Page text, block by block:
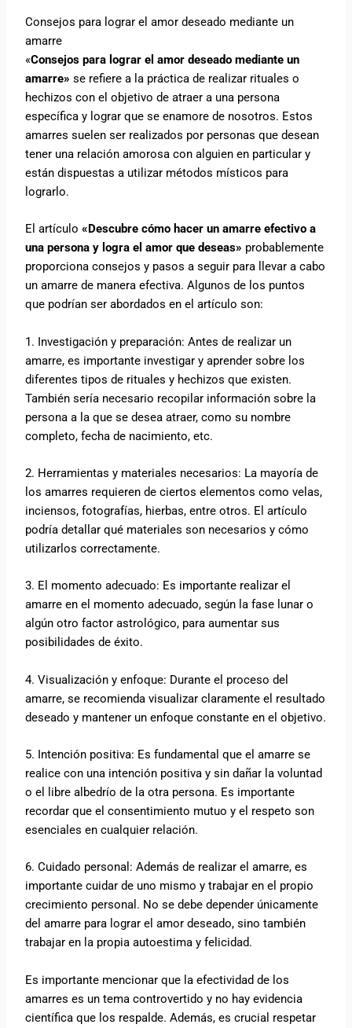
Consejos para lograr el amor deseado mediante un
amarre
«Consejos para lograr el amor deseado mediante un
amarre» se refiere a la práctica de realizar rituales o
hechizos con el objetivo de atraer a una persona
específica y lograr que se enamore de nosotros. Estos
amarres suelen ser realizados por personas que desean
tener una relación amorosa con alguien en particular y
están dispuestas a utilizar métodos místicos para
lograrlo.
El artículo«Descubre cómo hacer un amarre efectivo a
una persona y logra el amor que deseas» probablemente
proporciona consejos y pasos a seguir para llevar a cabo
un amarre de manera efectiva. Algunos de los puntos
que podrían ser abordados en el artículo son:
1. Investigación y preparación: Antes de realizar un
amarre, es importante investigar y aprender sobre los
diferentes tipos de rituales y hechizos que existen.
También sería necesario recopilar información sobre la
persona a la que se desea atraer, como su nombre
completo, fecha de nacimiento, etc.
2. Herramientas y materiales necesarios: La mayoría de
los amarres requieren de ciertos elementos como velas,
inciensos, fotografías, hierbas, entre otros. El artículo
podría detallar qué materiales son necesarios y cómo
utilizarlos correctamente.
3. El momento adecuado: Es importante realizar el
amarre en el momento adecuado, según la fase lunar o
algún otro factor astrológico, para aumentar sus
posibilidades de éxito.
4. Visualización y enfoque: Durante el proceso del
amarre, se recomienda visualizar claramente el resultado
deseado y mantener un enfoque constante en el objetivo.
5. Intención positiva: Es fundamental que el amarre se
realice con una intención positiva y sin dañar la voluntad
o el libre albedrío de la otra persona. Es importante
recordar que el consentimiento mutuo y el respeto son
esenciales en cualquier relación.
6. Cuidado personal: Además de realizar el amarre, es
importante cuidar de uno mismo y trabajar en el propio
crecimiento personal. No se debe depender únicamente
del amarre para lograr el amor deseado, sino también
trabajar en la propia autoestima y felicidad.
Es importante mencionar que la efectividad de los
amarres es un tema controvertido y no hay evidencia
científica que los respalde. Además, es crucial respetar